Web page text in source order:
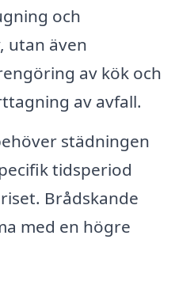
och
utan även
av kök och
av avfall.
städningen
tidsperiod
Brådskande
med en högre